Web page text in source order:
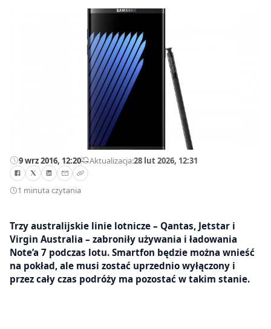
9 wrz 2016, 12:20—Aktualizacja:28 lut 2026, 12:31
1 minuta czytania
Trzy australijskie linie lotnicze – Qantas, Jetstar i
Virgin Australia – zabroniły używania i ładowania
Note’a 7 podczas lotu. Smartfon będzie można wnieść
na pokład, ale musi zostać uprzednio wyłączony i
przez cały czas podróży ma pozostać w takim stanie.